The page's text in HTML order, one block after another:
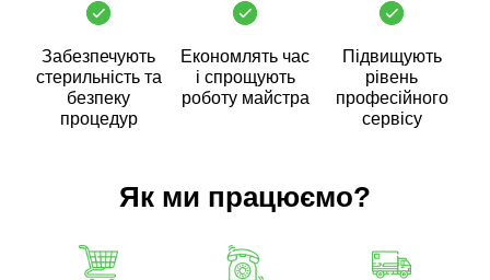
Забезпечують
стерильність та
безпеку
процедур
Економлять час
і спрощують
роботу майстра
Підвищують
рівень
професійного
сервісу
Як ми працюємо?